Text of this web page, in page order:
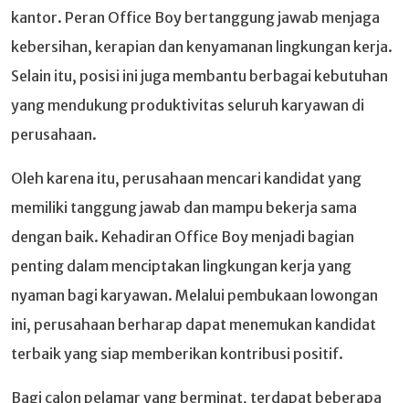
kantor. Peran Office Boy bertanggung jawab menjaga
kebersihan, kerapian dan kenyamanan lingkungan kerja.
Selain itu, posisi ini juga membantu berbagai kebutuhan
yang mendukung produktivitas seluruh karyawan di
perusahaan.
Oleh karena itu, perusahaan mencari kandidat yang
memiliki tanggung jawab dan mampu bekerja sama
dengan baik. Kehadiran Office Boy menjadi bagian
penting dalam menciptakan lingkungan kerja yang
nyaman bagi karyawan. Melalui pembukaan lowongan
ini, perusahaan berharap dapat menemukan kandidat
terbaik yang siap memberikan kontribusi positif.
Bagi calon pelamar yang berminat, terdapat beberapa